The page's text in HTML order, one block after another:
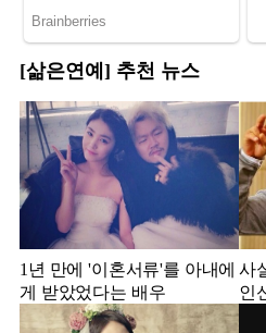
[삶은연예] 추천 뉴스
1년 만에 '이혼서류'를 아내에
게 받았었다는 배우
사
인
배